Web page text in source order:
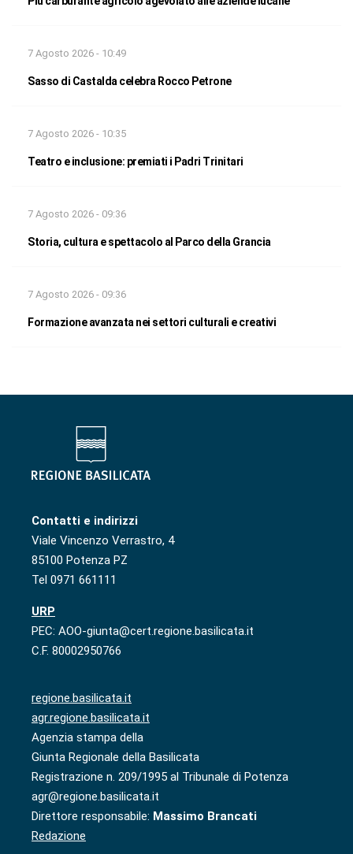
7 Agosto 2026 - 10:49
Sasso di Castalda celebra Rocco Petrone
7 Agosto 2026 - 10:35
Teatro e inclusione: premiati i Padri Trinitari
7 Agosto 2026 - 09:36
Storia, cultura e spettacolo al Parco della Grancia
7 Agosto 2026 - 09:36
Formazione avanzata nei settori culturali e creativi
Contatti e indirizzi
Viale Vincenzo Verrastro, 4
85100 Potenza PZ
Tel 0971 661111
URP
PEC: AOO-giunta@cert.regione.basilicata.it
C.F. 80002950766
regione.basilicata.it
agr.regione.basilicata.it
Agenzia stampa della
Giunta Regionale della Basilicata
Registrazione n. 209/1995 al Tribunale di Potenza
agr@regione.basilicata.it
Direttore responsabile: Massimo Brancati
Redazione